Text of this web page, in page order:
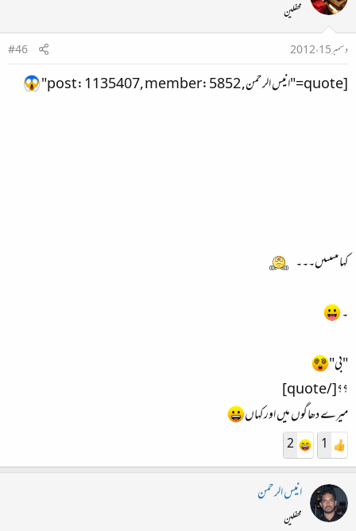
۔
محفلین
دسمبر 15، 2012
#46
[quote="انیس الرحمن, post: 1135407, member: 5852"
کہاںںںںںںں۔۔۔
۔
"بی"
؟؟[/quote]
میرے دھاگوں میں اور کہاں
1
2
انیس الرحمن
محفلین